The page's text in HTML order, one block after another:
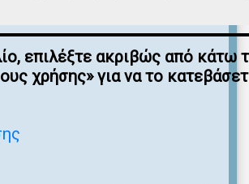
επιλέξτε ακριβώς από κάτω
χρήσης» για να το